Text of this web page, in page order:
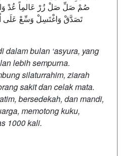
صُمْ صَلِّ صَلْ زُرْ عَالمِاً عُدْ
تَصَدَّقْ وَاغْتَسِلْ وَسِّعْ عَلَى
dalam bulan ‘asyura, yang
lebih sempurna.
silaturrahim, ziarah
sakit dan celak mata.
bersedekah, dan mandi,
memotong kuku,
1000 kali.